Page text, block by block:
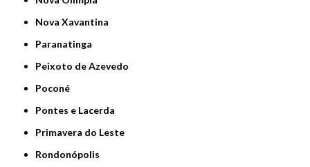
Nova Xavantina
Paranatinga
Peixoto de Azevedo
Poconé
Pontes e Lacerda
Primavera do Leste
Rondonópolis